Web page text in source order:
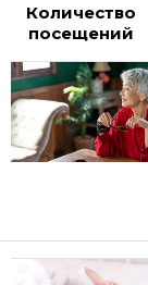
Количество
посещений